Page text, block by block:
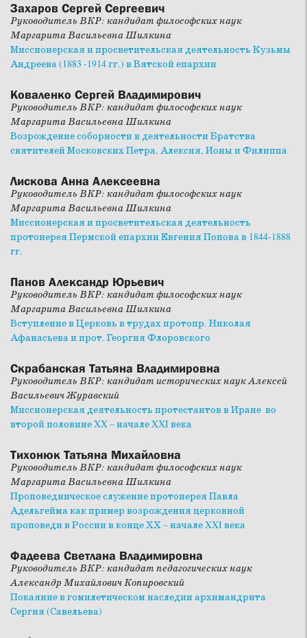
Захаров Сергей Сергеевич
Руководитель ВКР: кандидат философских наук
Маргарита Васильевна Шилкина
Миссионерская и просветительская деятельность Кузьмы
Андреева (1883 -1914 гг.) в Вятской епархии
Коваленко Сергей Владимирович
Руководитель ВКР: кандидат философских наук
Маргарита Васильевна Шилкина
Возрождение соборности в деятельности Братства
святителей Московских Петра, Алексия, Ионы и Филиппа
Лискова Анна Алексеевна
Руководитель ВКР: кандидат философских наук
Маргарита Васильевна Шилкина
Миссионерская и просветительская деятельность
протоиерея Пермской епархии Евгения Попова в 1844-1888
гг.
Панов Александр Юрьевич
Руководитель ВКР: кандидат философских наук
Маргарита Васильевна Шилкина
Вступление в Церковь в трудах протопр. Николая
Афанасьева и прот. Георгия Флоровского
Скрабанская Татьяна Владимировна
Руководитель ВКР: кандидат исторических наук Алексей
Васильевич Журавский
Миссионерская деятельность протестантов в Иране во
второй половине XX – начале XXI века
Тихонюк Татьяна Михайловна
Руководитель ВКР: кандидат философских наук
Маргарита Васильевна Шилкина
​Проповедническое служение протоиерея Павла
Адельгейма как пример возрождения церковной
проповеди в России в конце ХХ – начале XXI века
Фадеева Светлана Владимировна
Руководитель ВКР: кандидат педагогических наук
Александр Михайлович Копировский
Покаяние в гомилетическом наследии архимандрита
Сергия (Савельева)